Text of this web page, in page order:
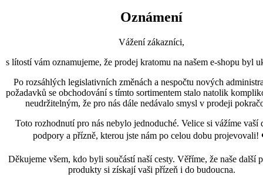
Oznámení
Vážení zákazníci,
s lítostí vám oznamujeme, že prodej kratomu na našem e-shopu byl
Po rozsáhlých legislativních změnách a nespočtu nových
požadavků se obchodování s tímto sortimentem stalo natolik
neudržitelným, že pro nás dále nedávalo smysl v prodeji
Toto rozhodnutí pro nás nebylo jednoduché. Velice si vážíme vaší
podpory a přízně, kterou jste nám po celou dobu
Děkujeme všem, kdo byli součástí naší cesty. Věříme, že naše další
produkty si získají vaši přízeň i do budoucna.